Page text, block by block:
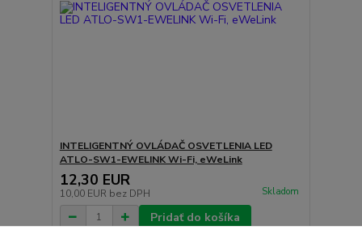
INTELIGENTNÝ OVLÁDAČ OSVETLENIA LED
ATLO-SW1-EWELINK Wi-Fi, eWeLink
12,30 EUR
10,00 EUR bez DPH Skladom
Pridať do košíka